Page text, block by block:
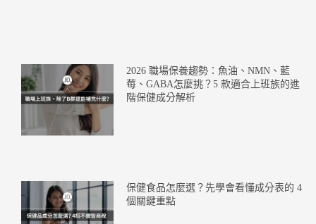
2026 職場保養趨勢：魚油、NMN、藍
莓、GABA怎麼挑？5 款適合上班族的進
階保健成分解析
保健食品怎麼選？先學會看懂成分表的 4
個關鍵重點